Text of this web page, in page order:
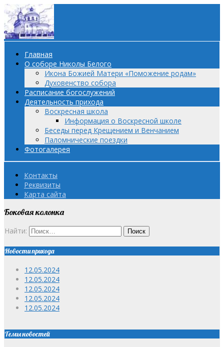
Главная
О соборе Николы Белого
Икона Божией Матери «Поможение родам»
Духовенство собора
Расписание богослужений
Деятельность прихода
Воскресная школа
Информация о Воскресной школе
Беседы перед Крещением и Венчанием
Паломнические поездки
Фотогалерея
Контакты
Реквизиты
Карта сайта
Боковая колонка
Найти:
Новости прихода
12.05.2024
12.05.2024
12.05.2024
12.05.2024
12.05.2024
Темы новостей